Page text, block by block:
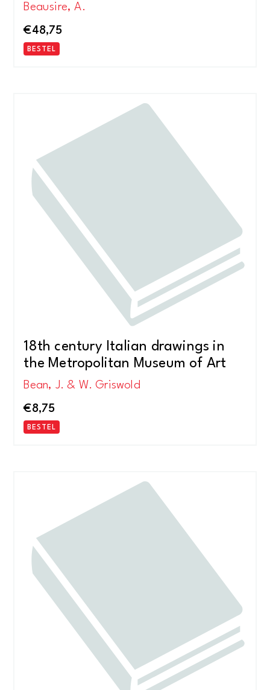
Beausire, A.
€48,75
BESTEL
18th century Italian drawings in
the Metropolitan Museum of Art
Bean, J. & W. Griswold
€8,75
BESTEL